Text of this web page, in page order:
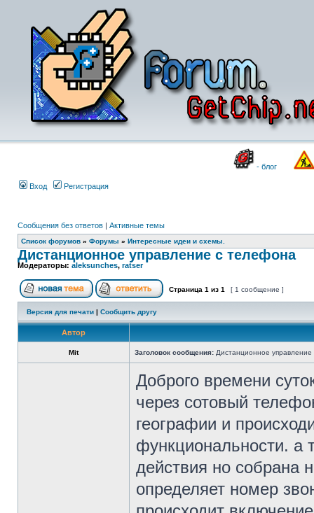
- блог
Вход Регистрация
Сообщения без ответов | Активные темы
Список форумов » Форумы » Интересные идеи и схемы.
Дистанционное управление с телефона
Модераторы: aleksunches, ratser
Страница 1 из 1 [ 1 сообщение ]
Версия для печати | Сообщить другу
Автор
Mit Заголовок сообщения: Дистанционное
Доброго времени
через сотовый
географии и
функциональности. а
действия но собрана
определяет номер